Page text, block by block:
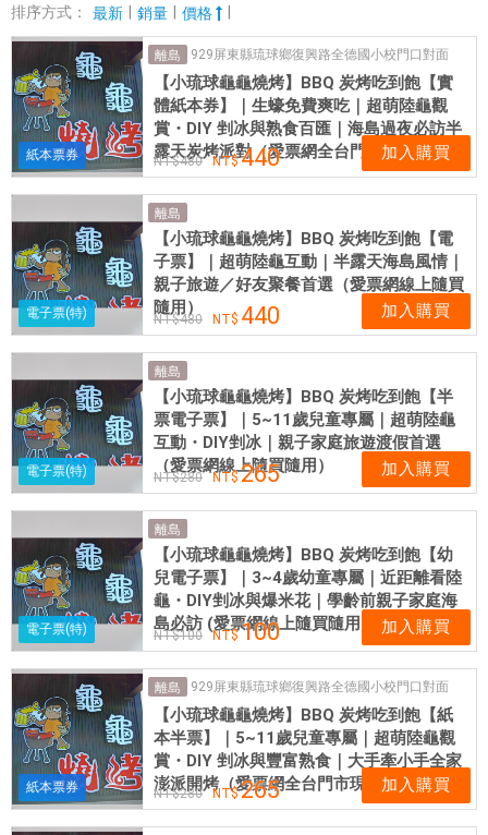
小
琉
球
B
B
Q
小
球
燒
烤
愛
網
提
供
各
惠
票
券
排序方式：
最新 銷量 價格
紙本票券
離島 929屏東縣琉球鄉復興路全德國小校門口對面
【小琉球龜龜燒烤】BBQ 炭烤吃到飽【實
體紙本券】｜生蠔免費爽吃｜超萌陸龜觀
賞・DIY 剉冰與熟食百匯｜海島過夜必訪半
露天炭烤派對（愛票網全台門市現貨供應）
480 440 加入購買
電子票(特)
離島
【小琉球龜龜燒烤】BBQ 炭烤吃到飽【電
子票】｜超萌陸龜互動｜半露天海島風情｜
親子旅遊／好友聚餐首選（愛票網線上隨買
隨用）
480 440 加入購買
電子票(特)
離島
【小琉球龜龜燒烤】BBQ 炭烤吃到飽【半
票電子票】｜5~11歲兒童專屬｜超萌陸龜
互動・DIY剉冰｜親子家庭旅遊渡假首選
（愛票網線上隨買隨用）
280 265 加入購買
電子票(特)
離島
【小琉球龜龜燒烤】BBQ 炭烤吃到飽【幼
兒電子票】｜3~4歲幼童專屬｜近距離看陸
龜・DIY剉冰與爆米花｜學齡前親子家庭海
島必訪 (愛票網線上隨買隨用)
100 100 加入購買
紙本票券
離島 929屏東縣琉球鄉復興路全德國小校門口對面
【小琉球龜龜燒烤】BBQ 炭烤吃到飽【紙
本半票】｜5~11歲兒童專屬｜超萌陸龜觀
賞・DIY 剉冰與豐富熟食｜大手牽小手全家
澎派開烤（愛票網全台門市現貨供應）
280 265 加入購買